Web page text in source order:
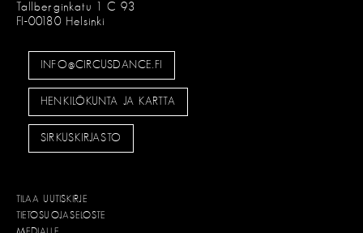
Tallberginkatu 1 C 93
FI-00180 Helsinki
INFO@CIRCUSDANCE.FI
HENKILÖKUNTA JA KARTTA
SIRKUSKIRJASTO
TILAA UUTISKIRJE
TIETOSUOJASELOSTE